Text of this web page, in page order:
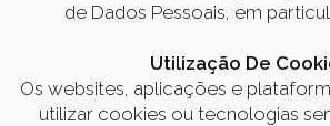
de Dados Pessoais, em
Utilização De
Os websites, aplicações e
utilizar cookies ou tecnologias